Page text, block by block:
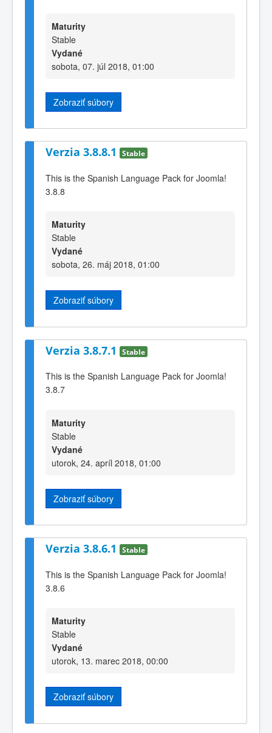
Maturity
Stable
Vydané
sobota, 07. júl 2018, 01:00
Zobraziť súbory
Verzia 3.8.8.1 Stable
This is the Spanish Language Pack for Joomla!
3.8.8
Maturity
Stable
Vydané
sobota, 26. máj 2018, 01:00
Zobraziť súbory
Verzia 3.8.7.1 Stable
This is the Spanish Language Pack for Joomla!
3.8.7
Maturity
Stable
Vydané
utorok, 24. apríl 2018, 01:00
Zobraziť súbory
Verzia 3.8.6.1 Stable
This is the Spanish Language Pack for Joomla!
3.8.6
Maturity
Stable
Vydané
utorok, 13. marec 2018, 00:00
Zobraziť súbory